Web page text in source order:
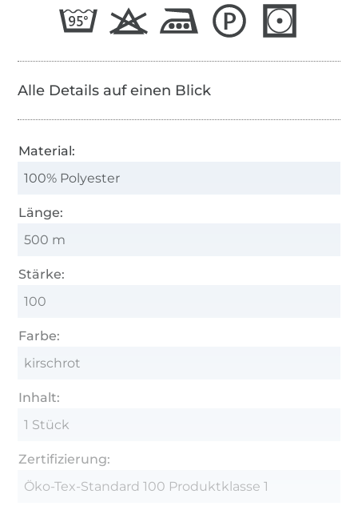
Alle Details auf einen Blick
Material:
100% Polyester
Länge:
500 m
Stärke:
100
Farbe:
kirschrot
Inhalt:
1 Stück
Zertifizierung:
Öko-Tex-Standard 100 Produktklasse 1